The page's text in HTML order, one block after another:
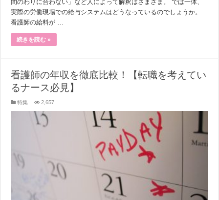
間のわりに合わない」など人によって解釈はさまざま。 では一体、
実際の労働現場での給与システムはどうなっているのでしょうか。
看護師の給料が …
続きを読む »
看護師の年収を徹底比較！【転職を考えてい
るナース必見】
特集 2,657